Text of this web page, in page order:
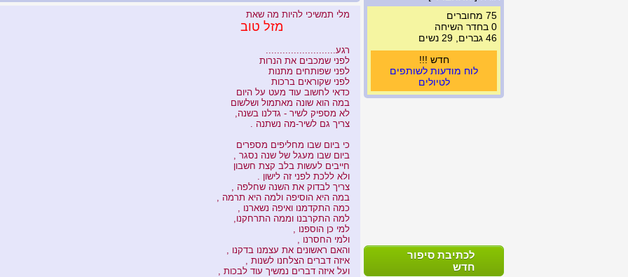
75 מחוברים
0 בחדר השיחה
46 גברים, 29 נשים
חדש !!!
לוח מודעות לשותפים
לטיולים
לכתיבת סיפור
חדש
מלי תמשיכי להיות מה שאת
מזל טוב
רגע.........................
לפני שמכבים את הנרות
לפני שפותחים מתנות
לפני שקוראים ברכות
כדאי לחשוב עוד מעט על היום
במה הוא שונה מאתמול ושלשום
לא מספיק לשיר - גדלנו בשנה,
צריך גם לשיר-מה נשתנה .
כי ביום שבו מחליפים מספרים
ביום שבו מעגל של שנה נסגר ,
חייבים לעשות בלב קצת חשבון
ולא ללכת לפני זה לישון .
צריך לבדוק את השנה שחלפה ,
במה היא הוסיפה ולמה היא תרמה ,
כמה התקדמנו ואיפה נשארנו ,
למה התקרבנו וממה התרחקנו,
למי כן הוספנו ,
ולמי החסרנו ,
והאם ראשונים את עצמנו בדקנו ,
איזה דברים הצלחנו לשנות ,
ועל איזה דברים נמשיך עוד לבכות ,